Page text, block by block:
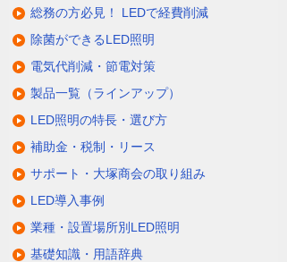
総務の方必見！ LEDで経費削減
除菌ができるLED照明
電気代削減・節電対策
製品一覧（ラインアップ）
LED照明の特長・選び方
補助金・税制・リース
サポート・大塚商会の取り組み
LED導入事例
業種・設置場所別LED照明
基礎知識・用語辞典